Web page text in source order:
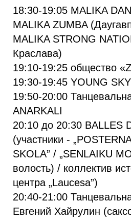
18:30-19:05 MALIKA
MALIKA ZUMBA
MALIKA STRONG
Краслава)
19:10-19:25 общество
19:30-19:45 YOUNG
19:50-20:00
ANARKALI
20:10 до 20:30 BALLES
(участники -
SKOLA” / „SENLAIKU
волость) / коллектив
центра „Laucesa”)
20:40-21:00
Евгений Хайрулин